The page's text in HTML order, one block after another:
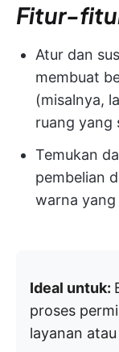
Fitur-
Atur dan
membuat
(misalnya,
ruang yang
Temukan
pembelian
warna
Ideal untuk:
proses
layanan